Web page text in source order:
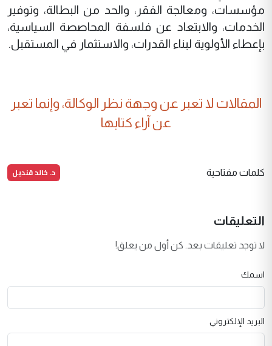
مؤسسات، ومعالجة الفقر، والحد من البطالة، وتوفير
الخدمات، والابتعاد عن فلسفة المحاصصة السياسية،
بإعطاء الأولوية لبناء القدرات، والاستثمار في المستقبل.
المقالات لا تعبر عن وجهة نظر الوكالة، وإنما تعبر
عن آراء كتابها
كلمات مفتاحية د. خالد قنديل
التعليقات
لا توجد تعليقات بعد. كن أول من يعلق!
اسمك
البريد الإلكتروني